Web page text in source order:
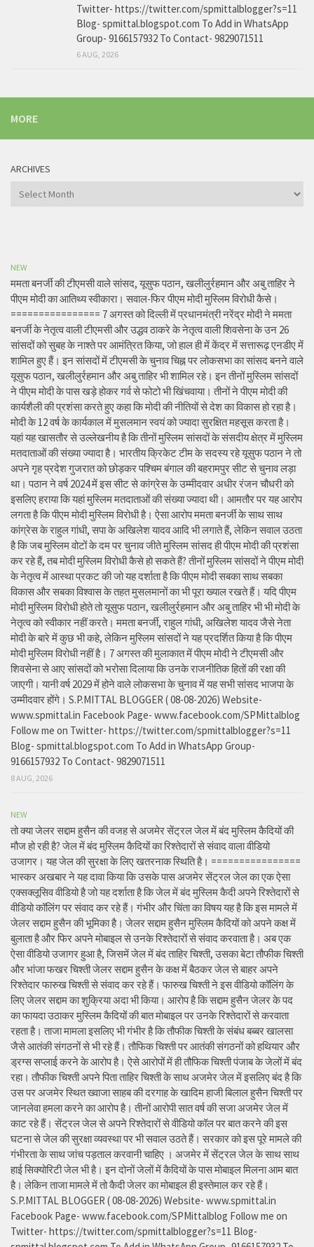
Twitter- https://twitter.com/spmittalblogger?s=11
Blog- spmittal.blogspot.com To Add in WhatsApp
Group- 9166157932 To Contact- 9829071511
6 AUG, 2026
MORE
ARCHIVES
Archives
NEW
ममता बनर्जी की टीएमसी वाले सांसद, यूसुफ पठान, खलीलुर्रहमान और अबु ताहिर ने
पीएम मोदी का आतिथ्य स्वीकारा। सवाल-फिर पीएम मोदी मुस्लिम विरोधी कैसे।
================ 7 अगस्त को दिल्ली में प्रधानमंत्री नरेंद्र मोदी ने ममता
बनर्जी के नेतृत्व वाली टीएमसी और उद्धव ठाकरे के नेतृत्व वाली शिवसेना के उन 26
सांसदों को सुबह के नाश्ते पर आमंत्रित किया, जो हाल ही में केंद्र में सत्तारूढ़ एनडीए में
शामिल हुए हैं। इन सांसदों में टीएमसी के चुनाव चिह्न पर लोकसभा का सांसद बनने वाले
यूसुफ पठान, खलीलुर्रहमान और अबु ताहिर भी शामिल रहे। इन तीनों मुस्लिम सांसदों
ने पीएम मोदी के पास खड़े होकर गर्व से फोटो भी खिंचवाया। तीनों ने पीएम मोदी की
कार्यशैली की प्रशंसा करते हुए कहा कि मोदी की नीतियों से देश का विकास हो रहा है।
मोदी के 12 वर्ष के कार्यकाल में मुसलमान स्वयं को ज्यादा सुरक्षित महसूस करता है।
यहां यह खासतौर से उल्लेखनीय है कि तीनों मुस्लिम सांसदों के संसदीय क्षेत्र में मुस्लिम
मतदाताओं की संख्या ज्यादा है। भारतीय क्रिकेट टीम के सदस्य रहे यूसुफ पठान ने तो
अपने गृह प्रदेश गुजरात को छोड़कर पश्चिम बंगाल की बहरामपुर सीट से चुनाव लड़ा
था। पठान ने वर्ष 2024 में इस सीट से कांग्रेस के उम्मीदवार अधीर रंजन चौधरी को
इसलिए हराया कि यहां मुस्लिम मतदाताओं की संख्या ज्यादा थी। आमतौर पर यह आरोप
लगता है कि पीएम मोदी मुस्लिम विरोधी है। ऐसा आरोप ममता बनर्जी के साथ साथ
कांग्रेस के राहुल गांधी, सपा के अखिलेश यादव आदि भी लगाते हैं, लेकिन सवाल उठता
है कि जब मुस्लिम वोटों के दम पर चुनाव जीते मुस्लिम सांसद ही पीएम मोदी की प्रशंसा
कर रहे हैं, तब मोदी मुस्लिम विरोधी कैसे हो सकते हैं? तीनों मुस्लिम सांसदों ने पीएम मोदी
के नेतृत्व में आस्था प्रकट की जो यह दर्शाता है कि पीएम मोदी सबका साथ सबका
विकास और सबका विश्वास के तहत मुसलमानों का भी पूरा ख्याल रखते हैं। यदि पीएम
मोदी मुस्लिम विरोधी होते तो यूसुफ पठान, खलीलुर्रहमान और अबु ताहिर भी भी मोदी के
नेतृत्व को स्वीकार नहीं करते। ममता बनर्जी, राहुल गांधी, अखिलेश यादव जैसे नेता
मोदी के बारे में कुछ भी कहे, लेकिन मुस्लिम सांसदों ने यह प्रदर्शित किया है कि पीएम
मोदी मुस्लिम विरोधी नहीं है। 7 अगस्त की मुलाकात में पीएम मोदी ने टीएमसी और
शिवसेना से आए सांसदों को भरोसा दिलाया कि उनके राजनीतिक हितों की रक्षा की
जाएगी। यानी वर्ष 2029 में होने वाले लोकसभा के चुनाव में यह सभी सांसद भाजपा के
उम्मीदवार होंगे। S.P.MITTAL BLOGGER ( 08-08-2026) Website-
www.spmittal.in Facebook Page- www.facebook.com/SPMittalblog
Follow me on Twitter- https://twitter.com/spmittalblogger?s=11
Blog- spmittal.blogspot.com To Add in WhatsApp Group-
9166157932 To Contact- 9829071511
8 AUG, 2026
NEW
तो क्या जेलर सद्दाम हुसैन की वजह से अजमेर सेंट्रल जेल में बंद मुस्लिम कैदियों की
मौज हो रही है? जेल में बंद मुस्लिम कैदियों का रिश्तेदारों से संवाद वाला वीडियो
उजागर। यह जेल की सुरक्षा के लिए खतरनाक स्थिति है। ================
भास्कर अखबार ने यह दावा किया कि उसके पास अजमेर सेंट्रल जेल का एक ऐसा
एक्सक्लूसिव वीडियो है जो यह दर्शाता है कि जेल में बंद मुस्लिम कैदी अपने रिश्तेदारों से
वीडियो कॉलिंग पर संवाद कर रहे हैं। गंभीर और चिंता का विषय यह है कि इस मामले में
जेलर सद्दाम हुसैन की भूमिका है। जेलर सद्दाम हुसैन मुस्लिम कैदियों को अपने कक्ष में
बुलाता है और फिर अपने मोबाइल से उनके रिश्तेदारों से संवाद करवाता है। अब एक
ऐसा वीडियो उजागर हुआ है, जिसमें जेल में बंद ताहिर चिश्ती, उसका बेटा तौफीक चिश्ती
और भांजा फखर चिश्ती जेलर सद्दाम हुसैन के कक्ष में बैठकर जेल से बाहर अपने
रिश्तेदार फारुख चिश्ती से संवाद कर रहे हैं। फारुख चिश्ती ने इस वीडियो कॉलिंग के
लिए जेलर सद्दाम का शुक्रिया अदा भी किया। आरोप है कि सद्दाम हुसैन जेलर के पद
का फायदा उठाकर मुस्लिम कैदियों की बात मोबाइल पर उनके रिश्तेदारों से करवाता
रहता है। ताजा मामला इसलिए भी गंभीर है कि तौफीक चिश्ती के संबंध बब्बर खालसा
जैसे आतंकी संगठनों से भी रहे हैं। तौफिक चिश्ती पर आतंकी संगठनों को हथियार और
ड्रग्स सप्लाई करने के आरोप है। ऐसे आरोपों में ही तौफिक चिश्ती पंजाब के जेलों में बंद
रहा। तौफीक चिश्ती अपने पिता ताहिर चिश्ती के साथ अजमेर जेल में इसलिए बंद है कि
उस पर अजमेर स्थित ख्वाजा साहब की दरगाह के खादिम हाजी बिलाल हुसैन चिश्ती पर
जानलेवा हमला करने का आरोप है। तीनों आरोपी सात वर्ष की सजा अजमेर जेल में
काट रहे हैं। सेंट्रल जेल से अपने रिश्तेदारों से वीडियो कॉल पर बात करने की इस
घटना से जेल की सुरक्षा व्यवस्था पर भी सवाल उठते हैं। सरकार को इस पूरे मामले की
गंभीरता के साथ जांच पड़ताल करवानी चाहिए । अजमेर में सेंट्रल जेल के साथ साथ
हाई सिक्योरिटी जेल भी है। इन दोनों जेलों में कैदियों के पास मोबाइल मिलना आम बात
है। लेकिन ताजा मामले में तो कैदी जेलर का मोबाइल ही इस्तेमाल कर रहे हैं।
S.P.MITTAL BLOGGER ( 08-08-2026) Website- www.spmittal.in
Facebook Page- www.facebook.com/SPMittalblog Follow me on
Twitter- https://twitter.com/spmittalblogger?s=11 Blog-